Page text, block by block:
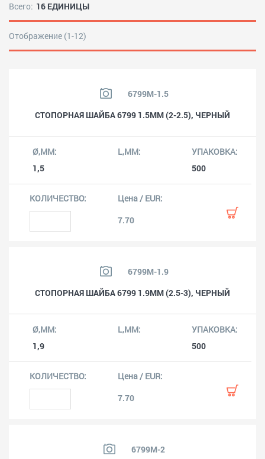
Всего: 16 ЕДИНИЦЫ
Отображение (1-12)
6799M-1.5
СТОПОРНАЯ ШАЙБА 6799 1.5MM (2-2.5), ЧЕРНЫЙ
1,5 500
7.70
6799M-1.9
СТОПОРНАЯ ШАЙБА 6799 1.9MM (2.5-3), ЧЕРНЫЙ
1,9 500
7.70
6799M-2